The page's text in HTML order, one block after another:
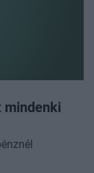
mindenki